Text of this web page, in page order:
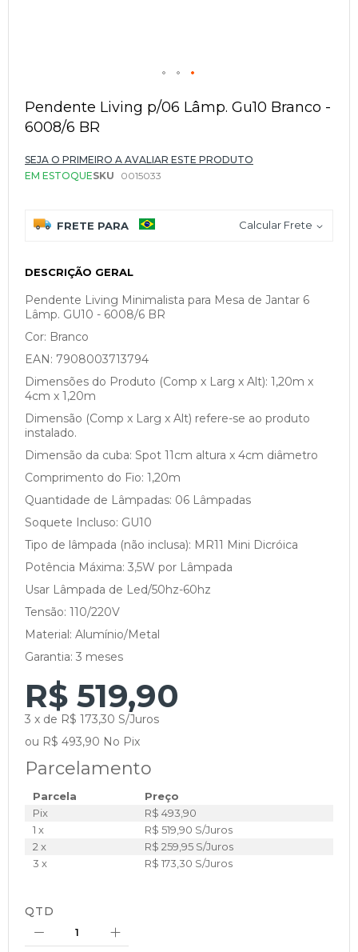
para
início
Galeria
de
Pendente Living p/06 Lâmp. Gu10 Branco -
6008/6 BR
SEJA O PRIMEIRO A AVALIAR ESTE PRODUTO
EM ESTOQUESKU 0015033
FRETE PARA Calcular Frete
DESCRIÇÃO GERAL
Pendente Living Minimalista para Mesa de Jantar 6
Lâmp. GU10 - 6008/6 BR
Cor: Branco
EAN: 7908003713794
Dimensões do Produto (Comp x Larg x Alt): 1,20m x
4cm x 1,20m
Dimensão (Comp x Larg x Alt) refere-se ao produto
instalado.
Dimensão da cuba: Spot 11cm altura x 4cm diâmetro
Comprimento do Fio: 1,20m
Quantidade de Lâmpadas: 06 Lâmpadas
Soquete Incluso: GU10
Tipo de lâmpada (não inclusa): MR11 Mini Dicróica
Potência Máxima: 3,5W por Lâmpada
Usar Lâmpada de Led/50hz-60hz
Tensão: 110/220V
Material: Alumínio/Metal
Garantia: 3 meses
R$ 519,90
3 x de R$ 173,30 S/Juros
ou R$ 493,90 No Pix
Parcelamento
Parcela
Preço
Pix
R$ 493,90
1 x
R$ 519,90 S/Juros
2 x
R$ 259,95 S/Juros
3 x
R$ 173,30 S/Juros
QTD